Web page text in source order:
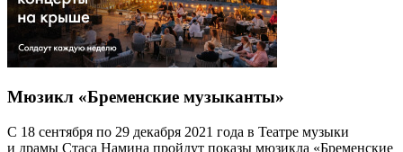
Мюзикл «Бременские музыканты»
С 18 сентября по 29 декабря 2021 года в Театре музыки
и драмы Стаса Намина пройдут показы мюзикла «Бременские